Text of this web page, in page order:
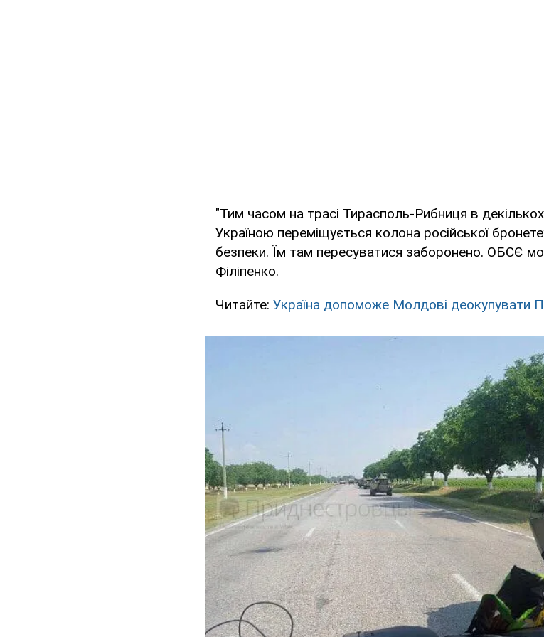
"Тим часом на трасі Тирасполь-Рибниця в
Україною переміщується колона російської
безпеки. Їм там пересуватися заборонено. ОБСЄ
Філіпенко.
Читайте: Україна допоможе Молдові деокупувати